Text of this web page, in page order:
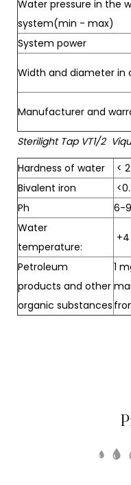
Water pressure in the
system(min - max)
System power
Width and diameter in
Manufacturer and
Sterilight Tap VT1/2
Hardness of water
<
Bivalent iron
Ph
6-9
Water
temperature:
Petroleum
products and other
organic substances
1